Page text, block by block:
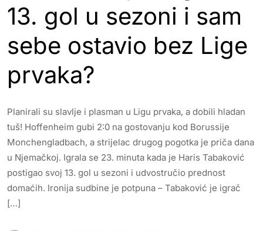
13. gol u sezoni i sam
sebe ostavio bez Lige
prvaka?
Planirali su slavlje i plasman u Ligu prvaka, a dobili hladan
tuš! Hoffenheim gubi 2:0 na gostovanju kod Borussije
Monchengladbach, a strijelac drugog pogotka je priča dana
u Njemačkoj. Igrala se 23. minuta kada je Haris Tabaković
postigao svoj 13. gol u sezoni i udvostručio prednost
domaćih. Ironija sudbine je potpuna – Tabaković je igrač
[…]